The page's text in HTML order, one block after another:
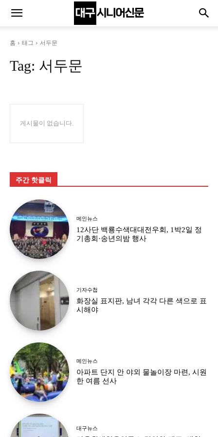
홈 태그 서두문
Tag: 서두문
게시물이 없습니다.
주간 핫클릭
메인뉴스
12사단 백룡수색대대전우회, 1박2일 정
기총회·송년의밤 행사
기자수첩
화장실 표지판, 남녀 각각 다른 색으로 표
시해야
메인뉴스
아파트 단지 안 야외 물놀이장 마련, 시원
한 여름 선사
대구뉴스